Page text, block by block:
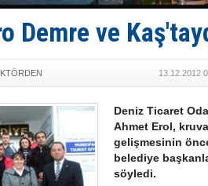
Taksi
Demre ve
13.12.2012
Deniz Ticaret
Ahmet Erol,
gelişmesinin
belediye
söyledi.